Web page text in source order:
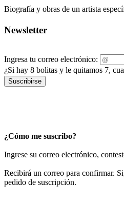
Biografía y obras de un artista
Newsletter
Ingresa tu correo electrónico:
¿Si hay 8 bolitas y le quitamos 7,
Suscribirse
¿Cómo me suscribo?
Ingrese su correo electrónico,
Recibirá un correo para confirmar.
pedido de suscripción.